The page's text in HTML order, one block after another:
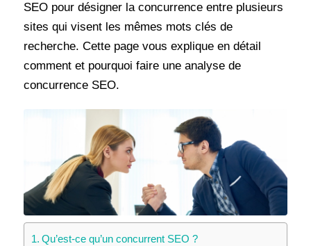
SEO pour désigner la concurrence entre plusieurs
sites qui visent les mêmes mots clés de
recherche. Cette page vous explique en détail
comment et pourquoi faire une analyse de
concurrence SEO.
Qu’est-ce qu’un concurrent SEO ?